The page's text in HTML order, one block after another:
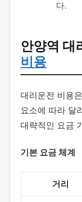
다.
안양역 대
비용
대리운전 비용
요소에 따라 달
대략적인 요금
기본 요금 체계
거리